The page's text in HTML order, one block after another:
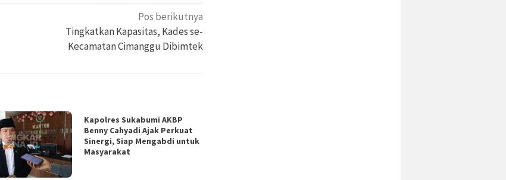
Pos berikutnya
Tingkatkan Kapasitas, Kades se-
Kecamatan Cimanggu Dibimtek
Kapolres Sukabumi AKBP
Benny Cahyadi Ajak Perkuat
Sinergi, Siap Mengabdi untuk
Masyarakat